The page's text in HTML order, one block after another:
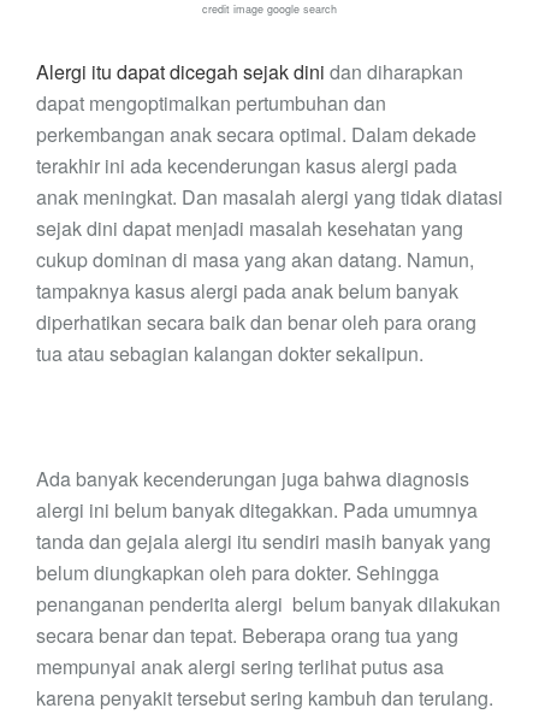
credit image google search
Alergi itu dapat dicegah sejak dini dan diharapkan
dapat mengoptimalkan pertumbuhan dan
perkembangan anak secara optimal. Dalam dekade
terakhir ini ada kecenderungan kasus alergi pada
anak meningkat. Dan masalah alergi yang tidak diatasi
sejak dini dapat menjadi masalah kesehatan yang
cukup dominan di masa yang akan datang. Namun,
tampaknya kasus alergi pada anak belum banyak
diperhatikan secara baik dan benar oleh para orang
tua atau sebagian kalangan dokter sekalipun.
Ada banyak kecenderungan juga bahwa diagnosis
alergi ini belum banyak ditegakkan. Pada umumnya
tanda dan gejala alergi itu sendiri masih banyak yang
belum diungkapkan oleh para dokter. Sehingga
penanganan penderita alergi belum banyak dilakukan
secara benar dan tepat. Beberapa orang tua yang
mempunyai anak alergi sering terlihat putus asa
karena penyakit tersebut sering kambuh dan terulang.